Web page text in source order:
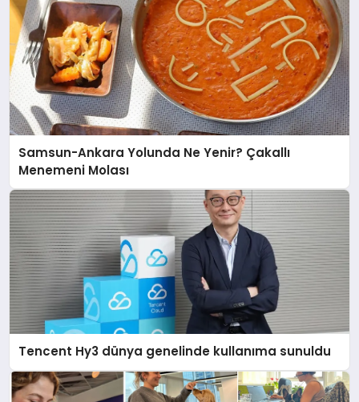
Samsun-Ankara Yolunda Ne Yenir? Çakallı
Menemeni Molası
Tencent Hy3 dünya genelinde kullanıma sunuldu